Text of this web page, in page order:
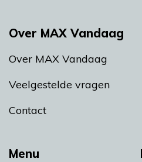
Menu
Over MAX Vandaag
Over MAX Vandaag
Veelgestelde vragen
Contact